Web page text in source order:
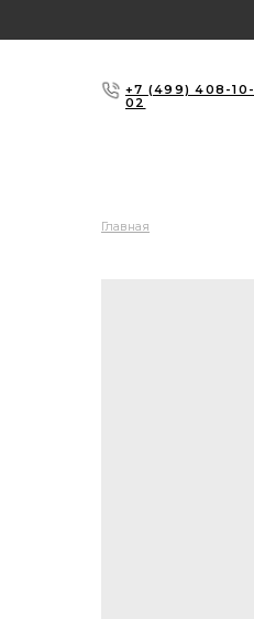
+7 (499) 408-10-
02
Главная